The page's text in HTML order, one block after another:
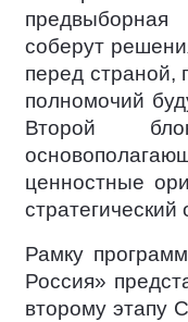
соберут
перед страной,
полномочий
Второй
ценностные
Рамку
Россия»
второму этапу